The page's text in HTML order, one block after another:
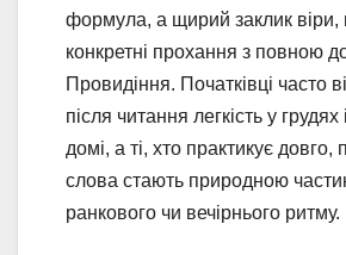
формула, а щирий заклик
конкретні прохання з повною
Провидіння. Початківці часто
після читання легкість у грудях
домі, а ті, хто практикує довго,
слова стають природною
ранкового чи вечірнього ритму.